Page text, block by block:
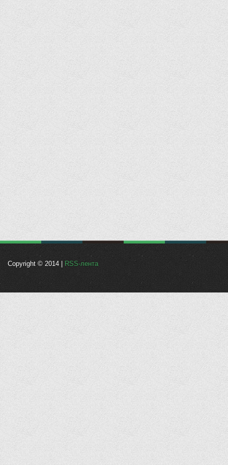
Copyright © 2014 | RSS-лента